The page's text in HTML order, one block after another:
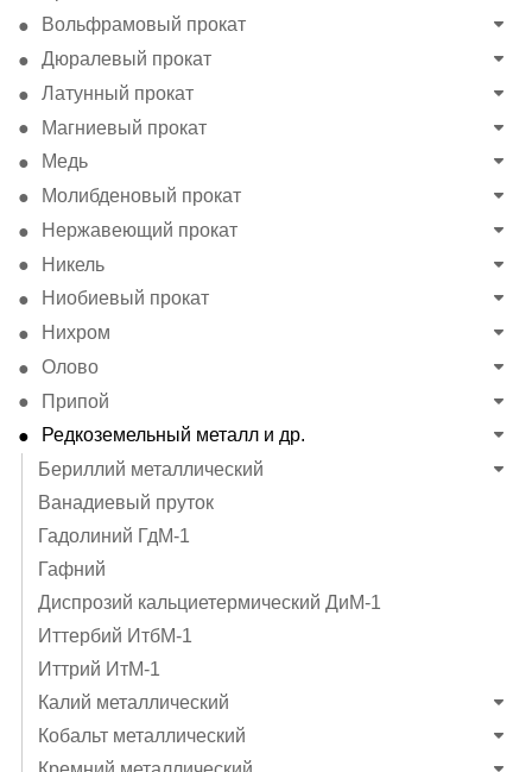
Вольфрамовый прокат
Дюралевый прокат
Латунный прокат
Магниевый прокат
Медь
Молибденовый прокат
Нержавеющий прокат
Никель
Ниобиевый прокат
Нихром
Олово
Припой
Редкоземельный металл и др.
Бериллий металлический
Ванадиевый пруток
Гадолиний ГдМ-1
Гафний
Диспрозий кальциетермический ДиМ-1
Иттербий ИтбМ-1
Иттрий ИтМ-1
Калий металлический
Кобальт металлический